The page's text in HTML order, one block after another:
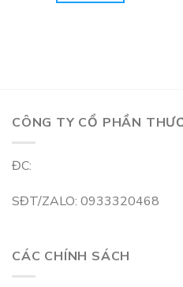
CÔNG TY CỔ PHẦN
ĐC:
SĐT/ZALO: 0933320468
CÁC CHÍNH SÁCH